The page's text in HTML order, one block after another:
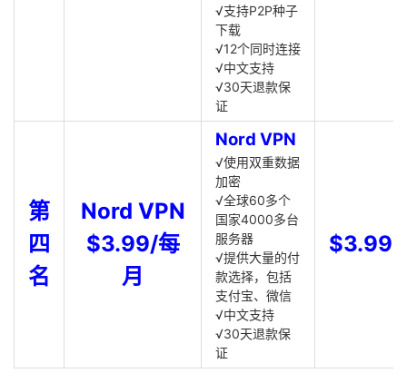
√支持P2P种子
下载
√12个同时连接
√中文支持
√30天退款保
证
第
四
名
Nord VPN
$3.99/每
月
Nord VPN
√使用双重数据
加密
√全球60多个
国家4000多台
服务器
√提供大量的付
款选择，包括
支付宝、微信
√中文支持
√30天退款保
证
$3.99